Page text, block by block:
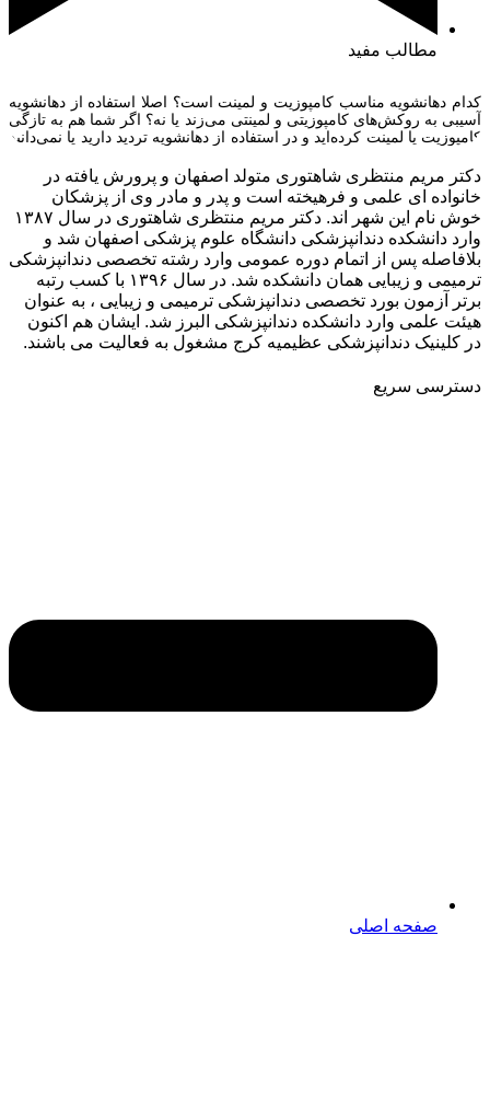
مطالب مفید
کدام دهانشویه مناسب کامپوزیت و لمینت است؟ اصلا استفاده از دهانشویه
آسیبی به روکش‌های کامپوزیتی و لمینتی می‌زند یا نه؟ اگر شما هم به تازگی
کامپوزیت یا لمینت کرده‌اید و در استفاده از دهانشویه تردید دارید یا نمی‌دانید
ادامه با ما همراه باشید. همانطور […]
دکتر مریم منتظری شاهتوری متولد اصفهان و پرورش یافته در
خانواده ای علمی و فرهیخته است و پدر و مادر وی از پزشکان
خوش نام این شهر اند. دکتر مریم منتظری شاهتوری در سال ۱۳۸۷
وارد دانشکده دندانپزشکی دانشگاه علوم پزشکی اصفهان شد و
بلافاصله پس از اتمام دوره عمومی وارد رشته تخصصی دندانپزشکی
ترمیمی و زیبایی همان دانشکده شد. در سال ۱۳۹۶ با کسب رتبه
برتر آزمون بورد تخصصی دندانپزشکی ترمیمی و زیبایی ، به عنوان
هیئت علمی وارد دانشکده دندانپزشکی البرز شد. ایشان هم اکنون
در کلینیک دندانپزشکی عظیمیه کرج مشغول به فعالیت می باشند.
دسترسی سریع
صفحه اصلی